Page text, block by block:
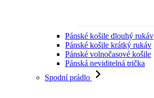
Pánské košile dlouhý rukáv
Pánské košile krátký rukáv
Pánské volnočasové košile
Pánská neviditelná trička
Spodní prádlo